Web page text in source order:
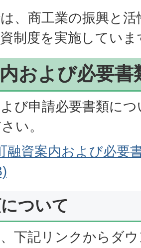
、商工業の振興と
制度を実施していま
および必要書
び申請必要書類に
い。
融資案内および必要
ついて
下記リンクからダ